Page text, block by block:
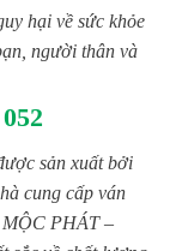
hại về sức khỏe
người thân và
sản xuất bởi
cung cấp ván
PHÁT –